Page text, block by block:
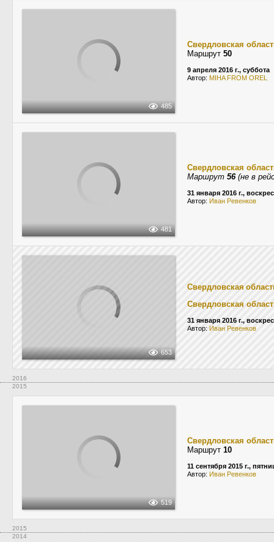
485
Свердловская
Маршрут 50
9 апреля 2016 г., суббота
Автор: MIHA FROM OREL
481
Свердловская
Маршрут 56(не в
31 января 2016 г.,
Автор: Иван Ревенков
653
Свердловская
Свердловская
31 января 2016 г.,
Автор: Иван Ревенков
2016
2015
519
Свердловская
Маршрут 10
11 сентября 2015 г.,
Автор: Иван Ревенков
2015
2014